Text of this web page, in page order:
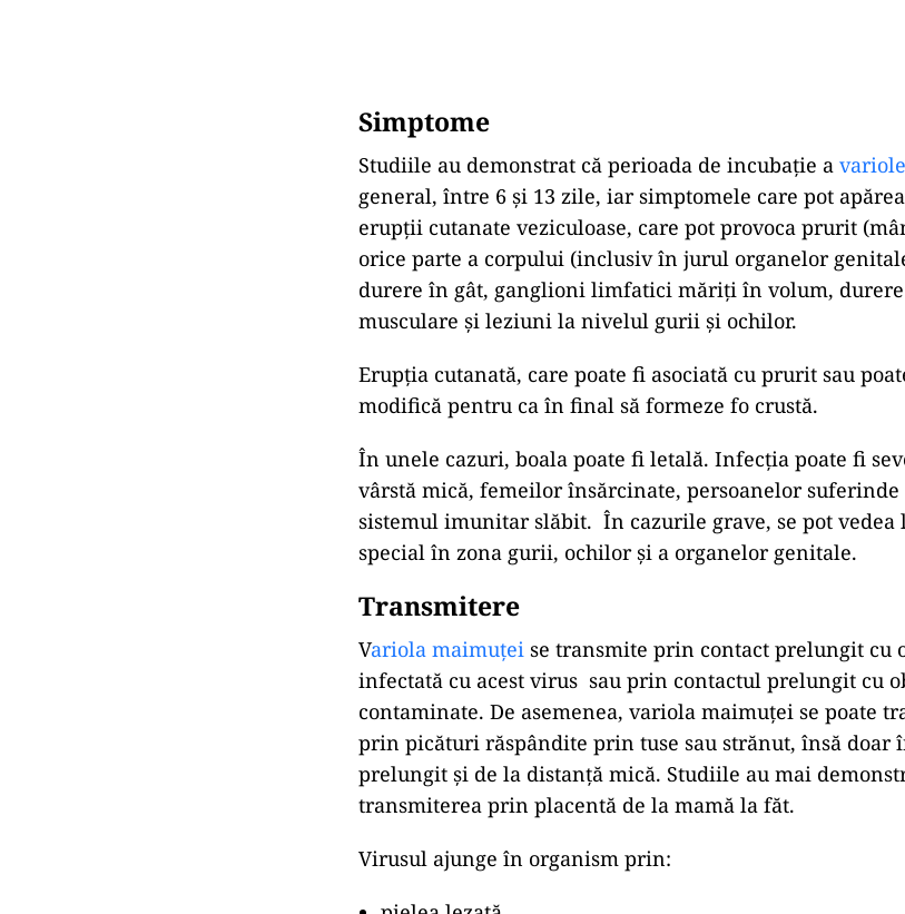
Simptome
Studiile au demonstrat că perioada de incubație a
general, între 6 și 13 zile, iar simptomele care pot
erupții cutanate veziculoase, care pot provoca prurit
orice parte a corpului (inclusiv în jurul organelor
durere în gât, ganglioni limfatici măriți în volum, durere
musculare și leziuni la nivelul gurii și ochilor.
Erupția cutanată, care poate fi asociată cu prurit sau
modifică pentru ca în final să formeze fo crustă.
În unele cazuri, boala poate fi letală. Infecția poate fi
vârstă mică, femeilor însărcinate, persoanelor
sistemul imunitar slăbit. În cazurile grave, se pot
special în zona gurii, ochilor și a organelor genitale.
Transmitere
Variola maimuței se transmite prin contact prelungit cu
infectată cu acest virus sau prin contactul prelungit cu
contaminate. De asemenea, variola maimuței se poate
prin picături răspândite prin tuse sau strănut, însă doar
prelungit și de la distanță mică. Studiile au mai
transmiterea prin placentă de la mamă la făt.
Virusul ajunge în organism prin: